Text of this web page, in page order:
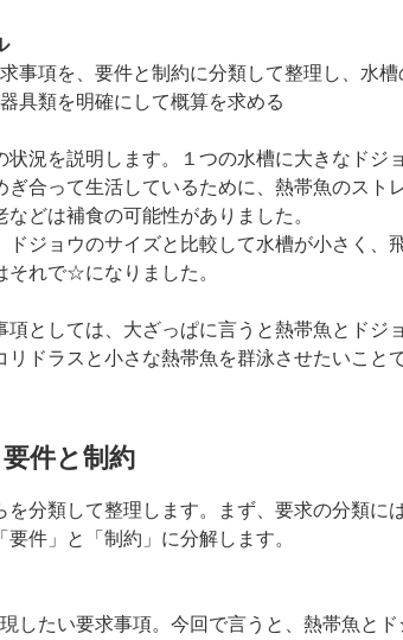
事項を、要件と制約に分類して整理し、水
具類を明確にして概算を求める
状況を説明します。１つの水槽に大きなドジ
ぎ合って生活しているために、熱帯魚のスト
などは補食の可能性がありました。
ドジョウのサイズと比較して水槽が小さく、
それで☆になりました。
項としては、大ざっぱに言うと熱帯魚とドジ
リドラスと小さな熱帯魚を群泳させたいこと
件と制約
を分類して整理します。まず、要求の分類に
要件」と「制約」に分解します。
したい要求事項。今回で言うと、熱帯魚と